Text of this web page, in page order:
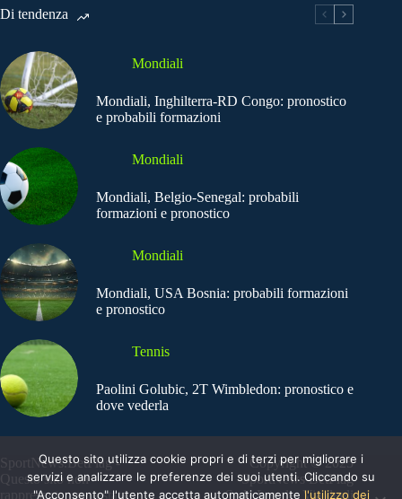
Di tendenza
Mondiali
Mondiali, Inghilterra-RD Congo: pronostico
e probabili formazioni
Mondiali
Mondiali, Belgio-Senegal: probabili
formazioni e pronostico
Mondiali
Mondiali, USA Bosnia: probabili formazioni
e pronostico
Tennis
Paolini Golubic, 2T Wimbledon: pronostico e
dove vederla
SportNews.BetFlag -
Questo sito non
rappresenta una testata
Copyright © 2025
SportNews BetFlag
Sede Legale: Via degli
Questo sito utilizza cookie propri e di terzi per migliorare i
servizi e analizzare le preferenze dei suoi utenti. Cliccando su
"Acconsento" l'utente accetta automaticamente l'utilizzo dei